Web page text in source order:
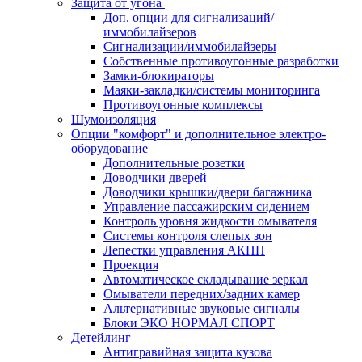
Защита от угона
Доп. опции для сигнализаций/
иммобилайзеров
Сигнализации/иммобилайзеры
Собственные противоугонные разработки
Замки-блокираторы
Маяки-закладки/системы мониторинга
Противоугонные комплексы
Шумоизоляция
Опции "комфорт" и дополнительное электро-
оборудование
Дополнительные розетки
Доводчики дверей
Доводчики крышки/двери багажника
Управление пассажирским сидением
Контроль уровня жидкости омывателя
Системы контроля слепых зон
Лепестки управления АКПП
Проекция
Автоматическое складывание зеркал
Омыватели передних/задних камер
Альтернативные звуковые сигналы
Блоки ЭКО НОРМАЛ СПОРТ
Детейлинг
Антигравийная защита кузова